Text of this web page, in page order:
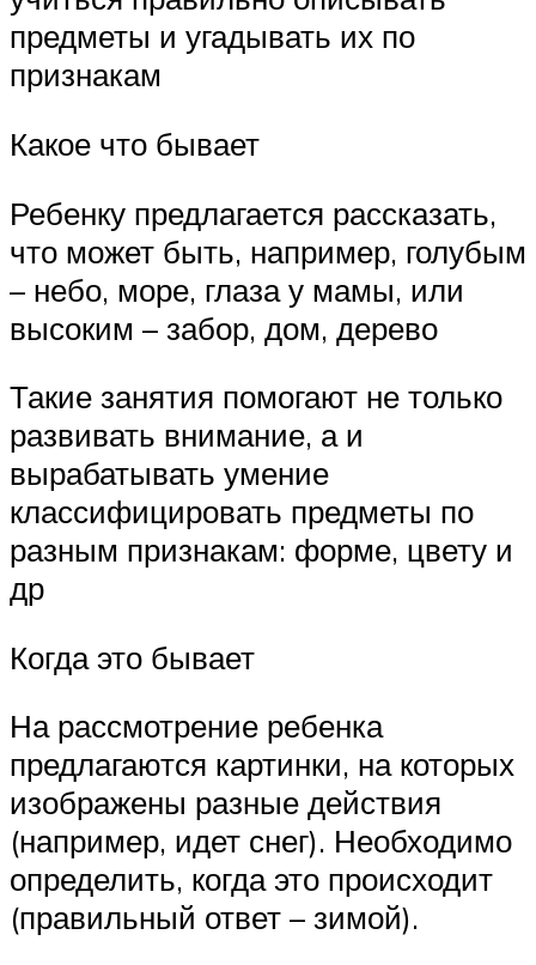
предметы и угадывать их по
признакам
Какое что бывает
Ребенку предлагается рассказать,
что может быть, например, голубым
– небо, море, глаза у мамы, или
высоким – забор, дом, дерево
Такие занятия помогают не только
развивать внимание, а и
вырабатывать умение
классифицировать предметы по
разным признакам: форме, цвету и
др
Когда это бывает
На рассмотрение ребенка
предлагаются картинки, на которых
изображены разные действия
(например, идет снег). Необходимо
определить, когда это происходит
(правильный ответ – зимой).